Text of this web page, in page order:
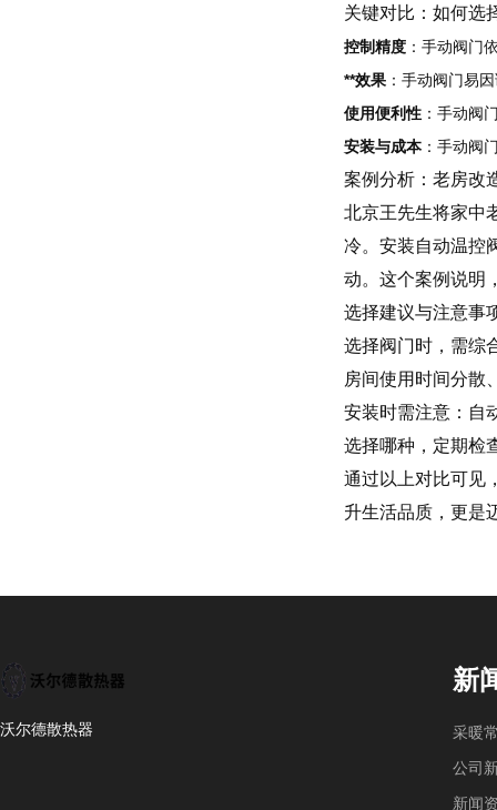
关键对比：如何选
控制精度 ：手动阀门
**效果 ：手动阀门易
使用便利性 ：手动阀
安装与成本：手动阀
案例分析：老房改
北京王先生将家中
冷。安装自动温控
动。这个案例说明
选择建议与注意事
选择阀门时，需综
房间使用时间分散
安装时需注意：自
选择哪种，定期检
通过以上对比可见
升生活品质，更是
沃尔德散热器
新
采暖
公司
新闻